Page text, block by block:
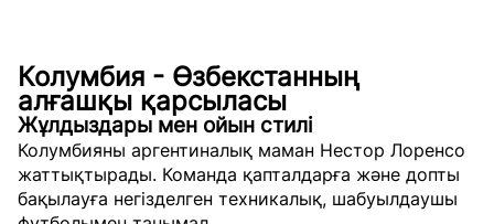
Колумбия - Өзбекстанның
алғашқы қарсыласы
Жұлдыздары мен ойын стилі
Колумбияны аргентиналық маман Нестор Лоренсо
жаттықтырады. Команда қапталдарға және допты
бақылауға негізделген техникалық, шабуылдаушы